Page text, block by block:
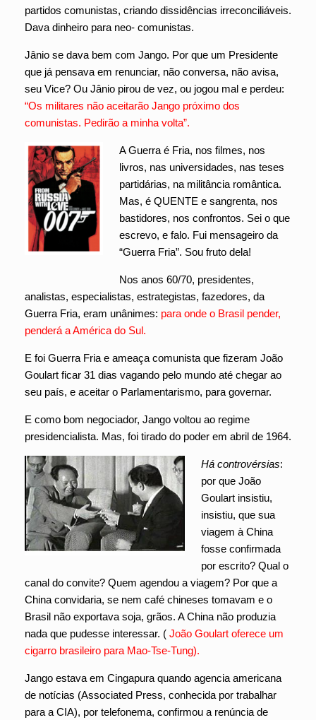
partidos comunistas, criando dissidências irreconciliáveis.
Dava dinheiro para neo- comunistas.
Jânio se dava bem com Jango. Por que um Presidente
que já pensava em renunciar, não conversa, não avisa,
seu Vice? Ou Jânio pirou de vez, ou jogou mal e perdeu:
“Os militares não aceitarão Jango próximo dos
comunistas. Pedirão a minha volta”.
A Guerra é Fria, nos filmes, nos
livros, nas universidades, nas teses
partidárias, na militância romântica.
Mas, é QUENTE e sangrenta, nos
bastidores, nos confrontos. Sei o que
escrevo, e falo. Fui mensageiro da
“Guerra Fria”. Sou fruto dela!
Nos anos 60/70, presidentes,
analistas, especialistas, estrategistas, fazedores, da
Guerra Fria, eram unânimes: para onde o Brasil pender,
penderá a América do Sul.
E foi Guerra Fria e ameaça comunista que fizeram João
Goulart ficar 31 dias vagando pelo mundo até chegar ao
seu país, e aceitar o Parlamentarismo, para governar.
E como bom negociador, Jango voltou ao regime
presidencialista. Mas, foi tirado do poder em abril de 1964.
Há controvérsias:
por que João
Goulart insistiu,
insistiu, que sua
viagem à China
fosse confirmada
por escrito? Qual o
canal do convite? Quem agendou a viagem? Por que a
China convidaria, se nem café chineses tomavam e o
Brasil não exportava soja, grãos. A China não produzia
nada que pudesse interessar. ( João Goulart oferece um
cigarro brasileiro para Mao-Tse-Tung).
Jango estava em Cingapura quando agencia americana
de notícias (Associated Press, conhecida por trabalhar
para a CIA), por telefonema, confirmou a renúncia de